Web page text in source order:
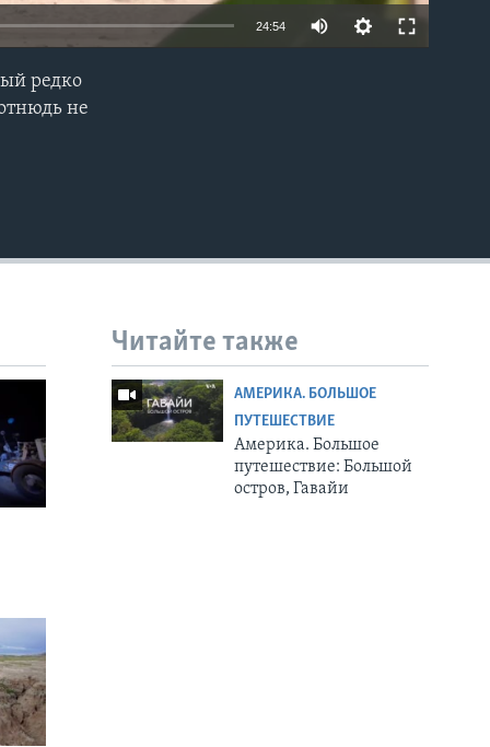
24:54
редко
не
Читайте также
АМЕРИКА. БОЛЬШОЕ
ПУТЕШЕСТВИЕ
Америка. Большое
путешествие: Большой
остров, Гавайи